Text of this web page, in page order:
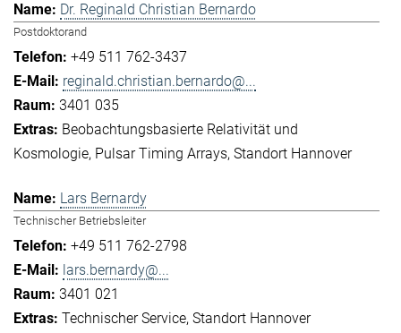
Dr. Reginald Christian Bernardo
Postdoktorand
+49 511 762-3437
reginald.christian.bernardo@...
3401 035
Beobachtungsbasierte Relativität und
Kosmologie Pulsar Timing Arrays Standort Hannover
Lars Bernardy
Technischer Betriebsleiter
+49 511 762-2798
lars.bernardy@...
3401 021
Technischer Service Standort Hannover